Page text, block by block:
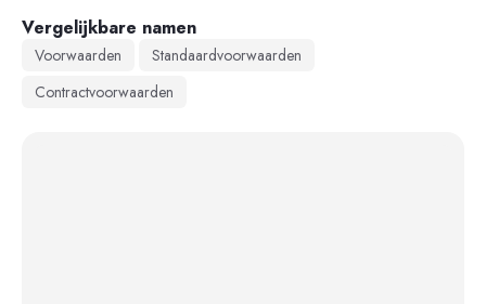
Vergelijkbare namen
Voorwaarden
Standaardvoorwaarden
Contractvoorwaarden